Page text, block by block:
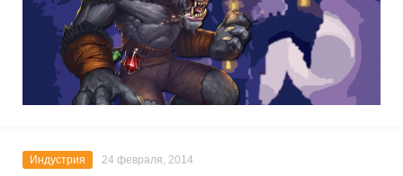
Индустрия 24 февраля, 2014